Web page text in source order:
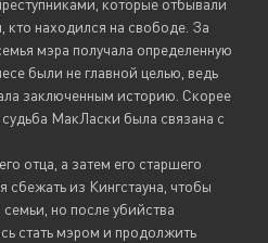
которые отбывали
кто находился на свободе. За
мэра получала определенную
были не главной целью, ведь
заключенным историю. Скорее
МакЛаски была связана с
отца, а затем его старшего
из Кингстауна, чтобы
но после убийства
стать мэром и продолжить